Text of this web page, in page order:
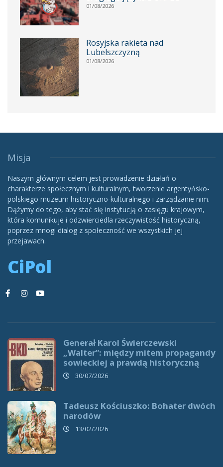
01/08/2026
Rosyjska rakieta nad
Lubelszczyzną
01/08/2026
Misja
Naszym głównym celem jest prowadzenie działań o
charakterze społecznym i kulturalnym, tworzenie argentyńsko-
polskiego muzeum historyczno-kulturalnego i zarządzanie nim.
Dążymy do tego, aby stać się instytucją o zasięgu krajowym,
która komunikuje i odzwierciedla rzeczywistość historyczną,
poprzez mnogi dialog z społeczność we wszystkich jej
przejawach.
CiPol
Generał Karol Świerczewski
„Walter”: między mitem propagandy
sowieckiej a prawdą historyczną
30/07/2026
Tadeusz Kościuszko: Bohater dwóch
narodów
13/02/2026